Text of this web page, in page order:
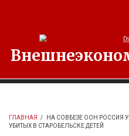
ГЛАВНАЯ /
НА СОВБЕЗЕ ООН РОССИЯ
УБИТЫХ В СТАРОБЕЛЬСКЕ ДЕТЕЙ